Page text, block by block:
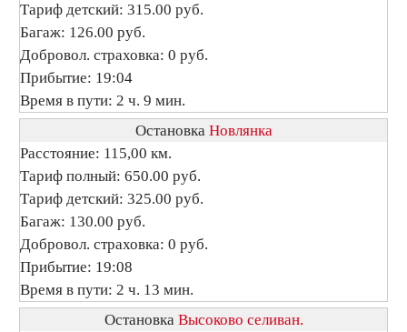
Тариф детский: 315.00 руб.
Багаж: 126.00 руб.
Добровол. страховка: 0 руб.
Прибытие: 19:04
Время в пути: 2 ч. 9 мин.
Остановка Новлянка
Расстояние: 115,00 км.
Тариф полный: 650.00 руб.
Тариф детский: 325.00 руб.
Багаж: 130.00 руб.
Добровол. страховка: 0 руб.
Прибытие: 19:08
Время в пути: 2 ч. 13 мин.
Остановка Высоково селиван.